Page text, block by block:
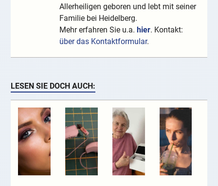
Allerheiligen geboren und lebt mit seiner
Familie bei Heidelberg.
Mehr erfahren Sie u.a.hier. Kontakt:
über das Kontaktformular.
LESEN SIE DOCH AUCH: